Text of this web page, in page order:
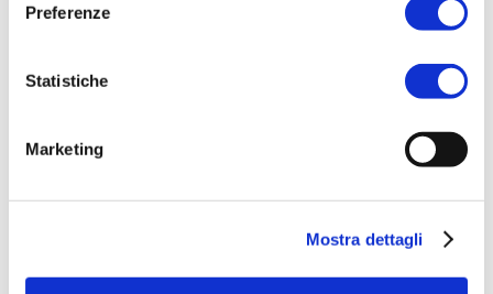
Preferenze
Statistiche
Marketing
Mostra dettagli